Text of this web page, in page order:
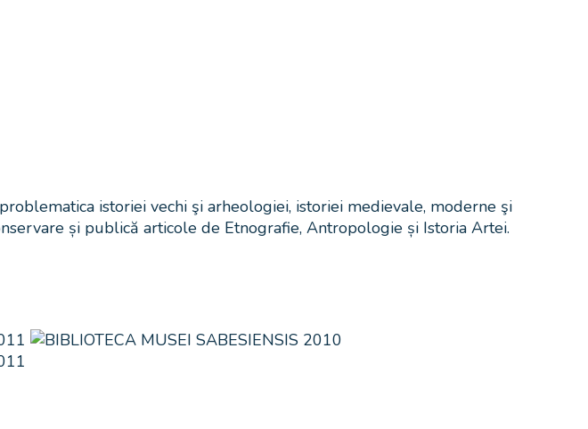
istoriei vechi şi arheologiei, istoriei medievale, moderne şi
și publică articole de Etnografie, Antropologie și Istoria Artei.